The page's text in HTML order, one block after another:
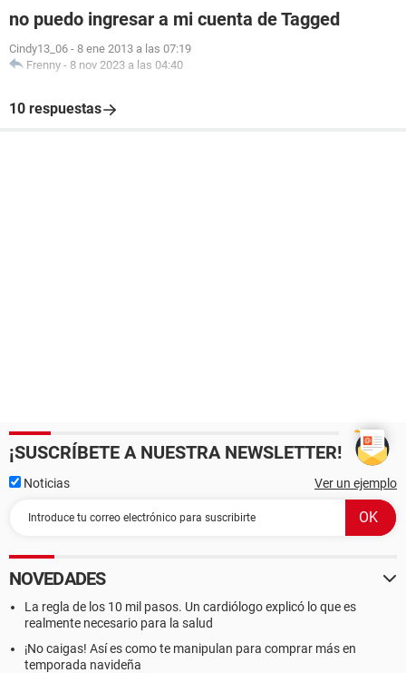
no puedo ingresar a mi cuenta de Tagged
Cindy13_06 - 8 ene 2013 a las 07:19
Frenny - 8 nov 2023 a las 04:40
10 respuestas
¡SUSCRÍBETE A NUESTRA NEWSLETTER!
Noticias Ver un ejemplo
NOVEDADES
La regla de los 10 mil pasos. Un cardiólogo explicó lo que es
realmente necesario para la salud
¡No caigas! Así es como te manipulan para comprar más en
temporada navideña